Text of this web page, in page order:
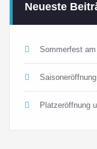
Beiträge
Neueste
Sommerfest
Platzeröffnung